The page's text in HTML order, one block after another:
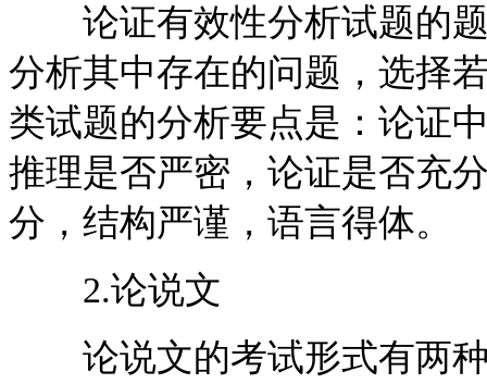
论证有效性分析试题的题
分析其中存在的问题，选择
类试题的分析要点是：论证
推理是否严密，论证是否充
分，结构严谨，语言得体。
2.论说文
论说文的考试形式有两种